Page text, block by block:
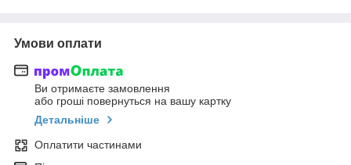
Умови оплати
Ви отримаєте замовлення
або гроші повернуться на вашу картку
Детальніше
Оплатити частинами